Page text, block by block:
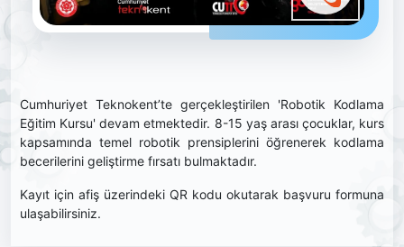
Cumhuriyet Teknokent’te gerçekleştirilen 'Robotik Kodlama
Eğitim Kursu' devam etmektedir. 8-15 yaş arası çocuklar, kurs
kapsamında temel robotik prensiplerini öğrenerek kodlama
becerilerini geliştirme fırsatı bulmaktadır.
Kayıt için afiş üzerindeki QR kodu okutarak başvuru formuna
ulaşabilirsiniz.